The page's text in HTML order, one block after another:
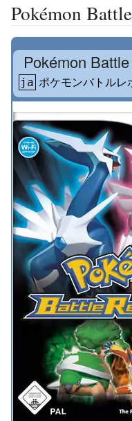
Pokémon
Pokémon
ja ポケモンバトルレ